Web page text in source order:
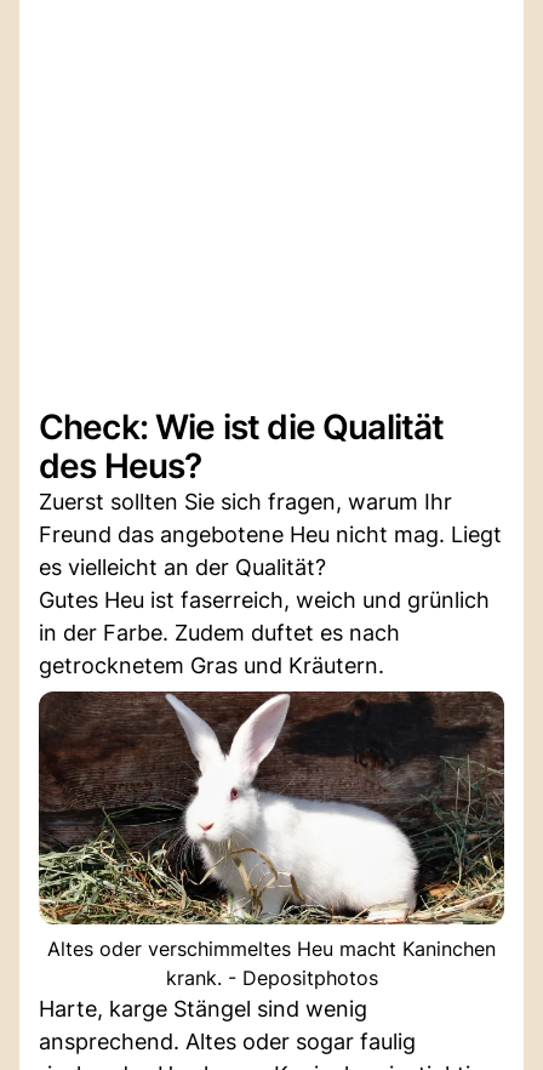
Check: Wie ist die Qualität
des Heus?
Zuerst sollten Sie sich fragen, warum Ihr
Freund das angebotene Heu nicht mag. Liegt
es vielleicht an der Qualität?
Gutes Heu ist faserreich, weich und grünlich
in der Farbe. Zudem duftet es nach
getrocknetem Gras und Kräutern.
Altes oder verschimmeltes Heu macht Kaninchen
krank. - Depositphotos
Harte, karge Stängel sind wenig
ansprechend. Altes oder sogar faulig